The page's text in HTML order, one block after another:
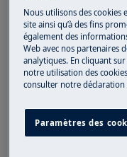
affiche un
utilisé
ou de
Nous utilisons des cookies
site ainsi qu’à des fins
également des
Web avec nos partenaires
analytiques. En cliquant
notre utilisation des
consulter notre déclaration
Paramètres des